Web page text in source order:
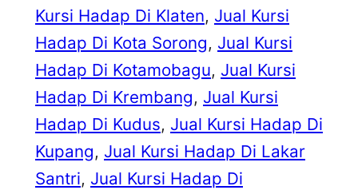
Kursi Hadap Di Klaten, Jual Kursi
Hadap Di Kota Sorong, Jual Kursi
Hadap Di Kotamobagu, Jual Kursi
Hadap Di Krembang, Jual Kursi
Hadap Di Kudus, Jual Kursi Hadap Di
Kupang, Jual Kursi Hadap Di Lakar
Santri, Jual Kursi Hadap Di